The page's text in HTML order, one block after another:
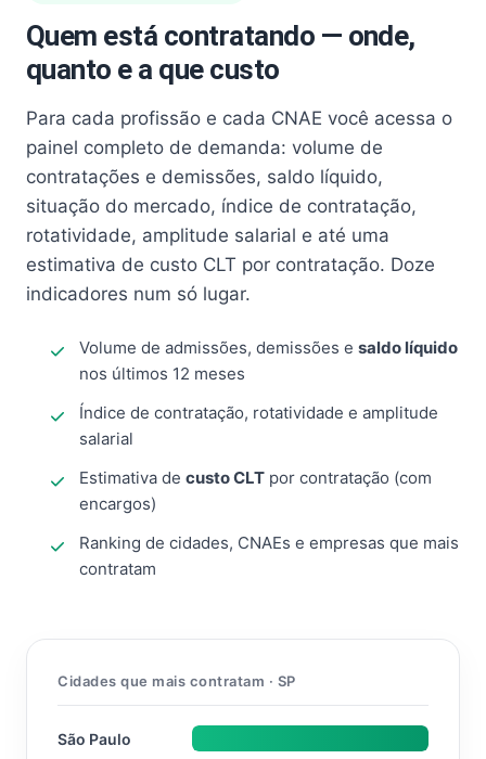
Quem está contratando — onde,
quanto e a que custo
Para cada profissão e cada CNAE você acessa o
painel completo de demanda: volume de
contratações e demissões, saldo líquido,
situação do mercado, índice de contratação,
rotatividade, amplitude salarial e até uma
estimativa de custo CLT por contratação. Doze
indicadores num só lugar.
Volume de admissões, demissões e saldo líquido
nos últimos 12 meses
Índice de contratação, rotatividade e amplitude
salarial
Estimativa de custo CLT por contratação (com
encargos)
Ranking de cidades, CNAEs e empresas que mais
contratam
Cidades que mais contratam · SP
São Paulo